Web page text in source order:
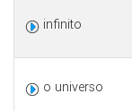
infinito
o universo